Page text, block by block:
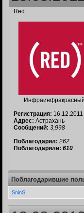
Red
Инфраинфракрасный
Регистрация: 16.12.2011
Адрес: Астрахань
Сообщений: 3,998
Поблагодарил: 262
Поблагодарили: 610
Поблагодарившие
SninS